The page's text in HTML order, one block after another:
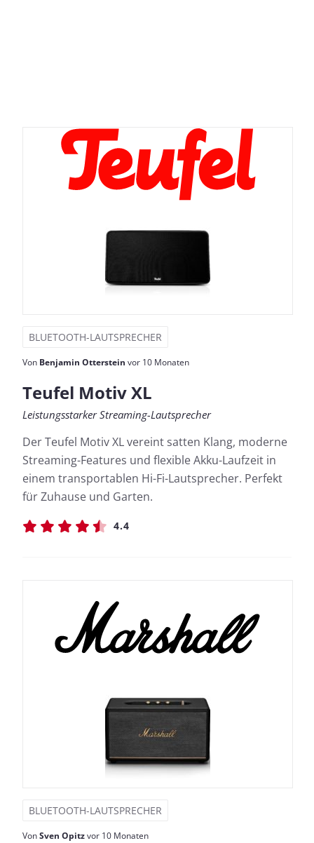
BLUETOOTH-LAUTSPRECHER
Von Benjamin Otterstein vor 10 Monaten
Teufel Motiv XL
Leistungsstarker Streaming-Lautsprecher
Der Teufel Motiv XL vereint satten Klang, moderne
Streaming-Features und flexible Akku-Laufzeit in
einem transportablen Hi-Fi-Lautsprecher. Perfekt
für Zuhause und Garten.
4.4
BLUETOOTH-LAUTSPRECHER
VonSven Opitzvor 10 Monaten